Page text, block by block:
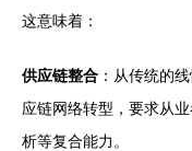
这意味着：
供应链整合 ：从传统的
应链网络转型，要求从
析等复合能力。